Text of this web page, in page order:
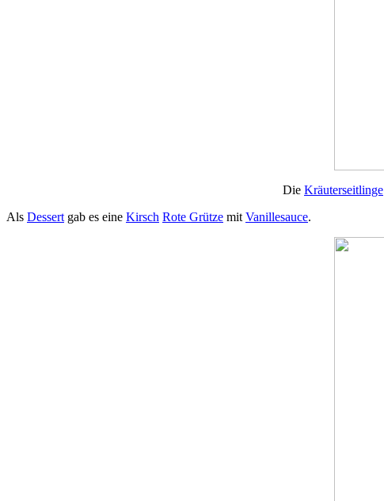
Die Kräuterseitlinge
Als Dessert gab es eine Kirsch Rote Grütze mit Vanillesauce.